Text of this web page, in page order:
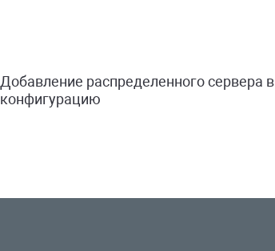
Добавление распределенного сервера в
конфигурацию